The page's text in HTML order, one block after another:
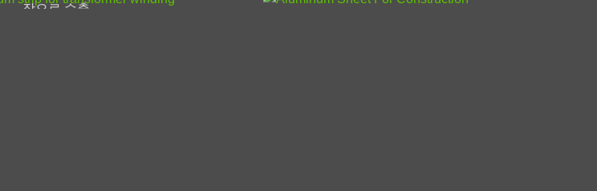
장으로 수출.